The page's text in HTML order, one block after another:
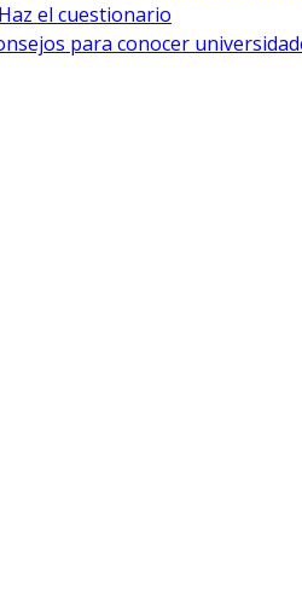
Haz el cuestionario
para conocer